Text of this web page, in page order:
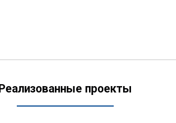
Реализованные проекты